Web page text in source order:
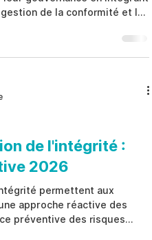
de la conformité et la
après la
de Commandement
transparence, à
des risques et à soutenir
de l'intégrité :
2026
permettent aux
approche réactive des
préventive des risques